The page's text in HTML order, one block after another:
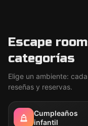
Escape
categorías
Elige un ambiente:
reseñas y reservas.
Cumpleaños
infantil